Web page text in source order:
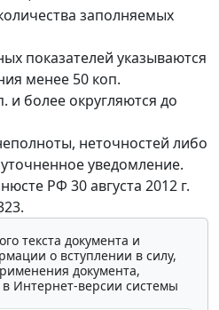
заполняемых
показателей указываются
менее 50 коп.
и более округляются до
неточностей либо
уведомление.
РФ 30 августа 2012 г.
текста документа и
о вступлении в силу,
документа,
в Интернет-версии системы